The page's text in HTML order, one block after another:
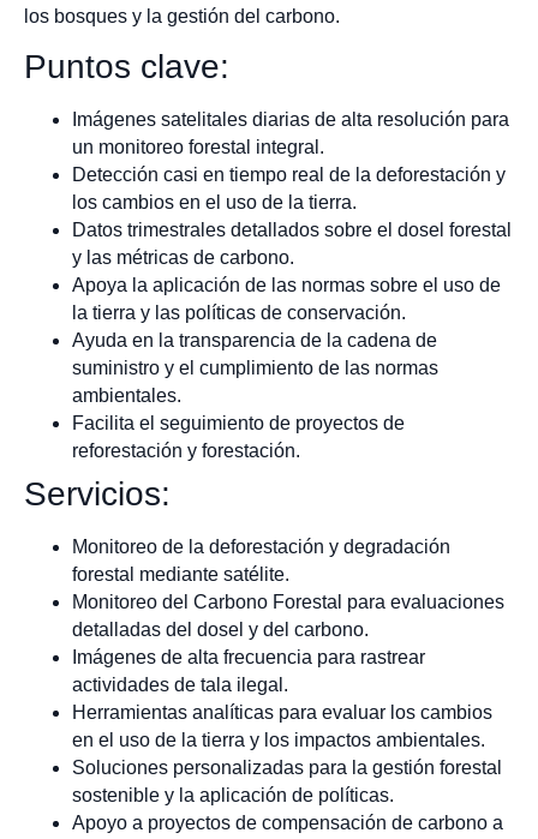
los bosques y la gestión del carbono.
Puntos clave:
Imágenes satelitales diarias de alta resolución para
un monitoreo forestal integral.
Detección casi en tiempo real de la deforestación y
los cambios en el uso de la tierra.
Datos trimestrales detallados sobre el dosel forestal
y las métricas de carbono.
Apoya la aplicación de las normas sobre el uso de
la tierra y las políticas de conservación.
Ayuda en la transparencia de la cadena de
suministro y el cumplimiento de las normas
ambientales.
Facilita el seguimiento de proyectos de
reforestación y forestación.
Servicios:
Monitoreo de la deforestación y degradación
forestal mediante satélite.
Monitoreo del Carbono Forestal para evaluaciones
detalladas del dosel y del carbono.
Imágenes de alta frecuencia para rastrear
actividades de tala ilegal.
Herramientas analíticas para evaluar los cambios
en el uso de la tierra y los impactos ambientales.
Soluciones personalizadas para la gestión forestal
sostenible y la aplicación de políticas.
Apoyo a proyectos de compensación de carbono a